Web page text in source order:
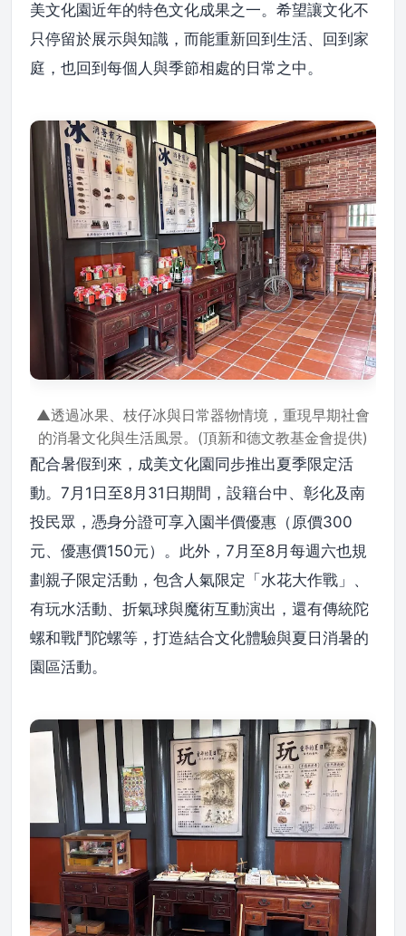
美文化園近年的特色文化成果之一。希望讓文化不
只停留於展示與知識，而能重新回到生活、回到家
庭，也回到每個人與季節相處的日常之中。
▲透過冰果、枝仔冰與日常器物情境，重現早期社會
的消暑文化與生活風景。(頂新和德文教基金會提供)
配合暑假到來，成美文化園同步推出夏季限定活
動。7月1日至8月31日期間，設籍台中、彰化及南
投民眾，憑身分證可享入園半價優惠（原價300
元、優惠價150元）。此外，7月至8月每週六也規
劃親子限定活動，包含人氣限定「水花大作戰」、
有玩水活動、折氣球與魔術互動演出，還有傳統陀
螺和戰鬥陀螺等，打造結合文化體驗與夏日消暑的
園區活動。